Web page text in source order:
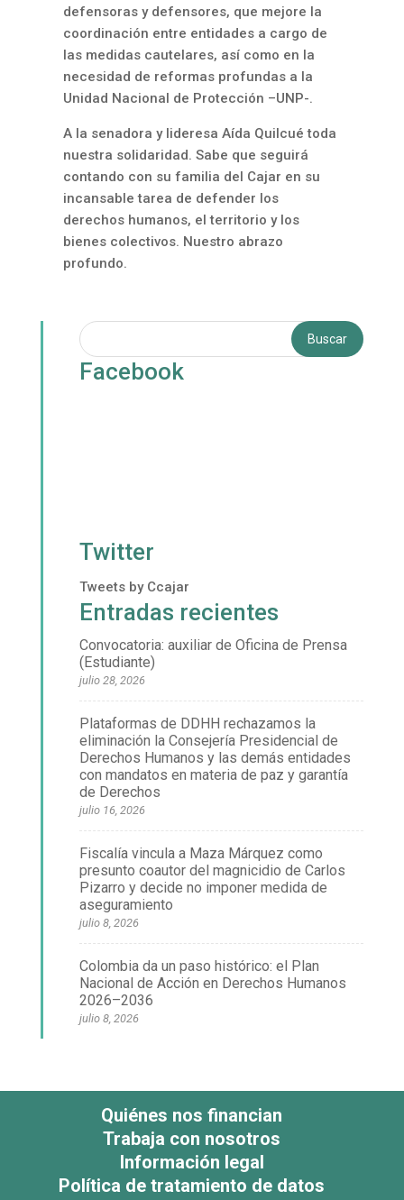
defensoras y defensores, que mejore la
coordinación entre entidades a cargo de
las medidas cautelares, así como en la
necesidad de reformas profundas a la
Unidad Nacional de Protección –UNP-.
A la senadora y lideresa Aída Quilcué toda
nuestra solidaridad. Sabe que seguirá
contando con su familia del Cajar en su
incansable tarea de defender los
derechos humanos, el territorio y los
bienes colectivos. Nuestro abrazo
profundo.
Facebook
Twitter
Tweets by Ccajar
Entradas recientes
Convocatoria: auxiliar de Oficina de Prensa
(Estudiante)
julio 28, 2026
Plataformas de DDHH rechazamos la
eliminación la Consejería Presidencial de
Derechos Humanos y las demás entidades
con mandatos en materia de paz y garantía
de Derechos
julio 16, 2026
Fiscalía vincula a Maza Márquez como
presunto coautor del magnicidio de Carlos
Pizarro y decide no imponer medida de
aseguramiento
julio 8, 2026
Colombia da un paso histórico: el Plan
Nacional de Acción en Derechos Humanos
2026–2036
julio 8, 2026
Quiénes nos financian
Trabaja con nosotros
Información legal
Política de tratamiento de datos